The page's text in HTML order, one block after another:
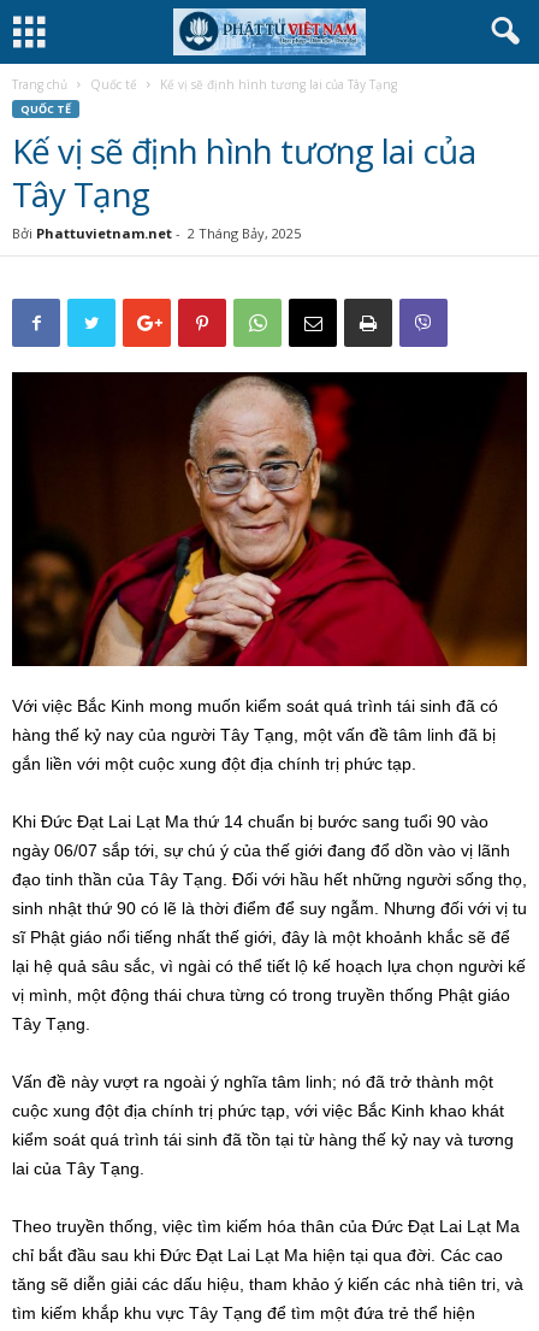
Trang chủ Quốc tế Kế vị sẽ định hình tương lai của Tây Tạng
QUỐC TẾ
Kế vị sẽ định hình tương lai của
Tây Tạng
Bởi Phattuvietnam.net - 2 Tháng Bảy, 2025
Với việc Bắc Kinh mong muốn kiểm soát quá trình tái sinh đã có
hàng thế kỷ nay của người Tây Tạng, một vấn đề tâm linh đã bị
gắn liền với một cuộc xung đột địa chính trị phức tạp.
Khi Đức Đạt Lai Lạt Ma thứ 14 chuẩn bị bước sang tuổi 90 vào
ngày 06/07 sắp tới, sự chú ý của thế giới đang đổ dồn vào vị lãnh
đạo tinh thần của Tây Tạng. Đối với hầu hết những người sống thọ,
sinh nhật thứ 90 có lẽ là thời điểm để suy ngẫm. Nhưng đối với vị tu
sĩ Phật giáo nổi tiếng nhất thế giới, đây là một khoảnh khắc sẽ để
lại hệ quả sâu sắc, vì ngài có thể tiết lộ kế hoạch lựa chọn người kế
vị mình, một động thái chưa từng có trong truyền thống Phật giáo
Tây Tạng.
Vấn đề này vượt ra ngoài ý nghĩa tâm linh; nó đã trở thành một
cuộc xung đột địa chính trị phức tạp, với việc Bắc Kinh khao khát
kiểm soát quá trình tái sinh đã tồn tại từ hàng thế kỷ nay và tương
lai của Tây Tạng.
Theo truyền thống, việc tìm kiếm hóa thân của Đức Đạt Lai Lạt Ma
chỉ bắt đầu sau khi Đức Đạt Lai Lạt Ma hiện tại qua đời. Các cao
tăng sẽ diễn giải các dấu hiệu, tham khảo ý kiến các nhà tiên tri, và
tìm kiếm khắp khu vực Tây Tạng để tìm một đứa trẻ thể hiện